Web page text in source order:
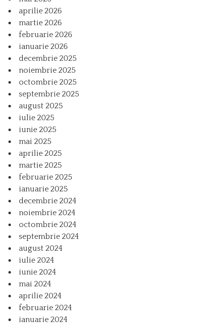
aprilie 2026
martie 2026
februarie 2026
ianuarie 2026
decembrie 2025
noiembrie 2025
octombrie 2025
septembrie 2025
august 2025
iulie 2025
iunie 2025
mai 2025
aprilie 2025
martie 2025
februarie 2025
ianuarie 2025
decembrie 2024
noiembrie 2024
octombrie 2024
septembrie 2024
august 2024
iulie 2024
iunie 2024
mai 2024
aprilie 2024
februarie 2024
ianuarie 2024